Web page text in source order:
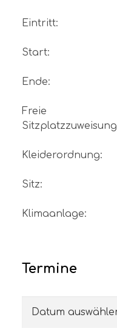
Eintritt:
Start:
Ende:
Freie
Sitzplatzzuweisung
Kleiderordnung:
Sitz:
Klimaanlage:
Termine